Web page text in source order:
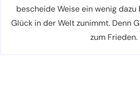
bescheide Weise ein wenig
Glück in der Welt zunimmt. Denn
zum Frieden.